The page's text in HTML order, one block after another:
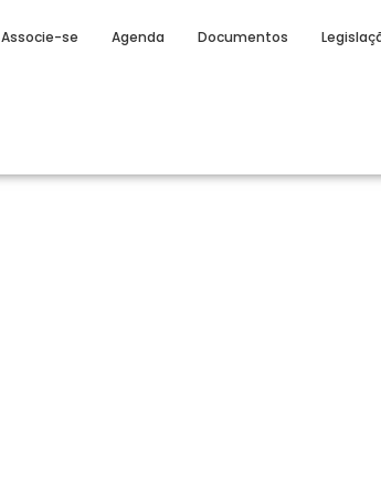
Associe-se Agenda Documentos